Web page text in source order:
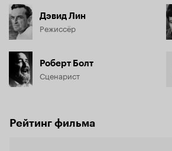
Дэвид Лин
Режиссёр
Роберт Болт
Сценарист
Рейтинг фильма